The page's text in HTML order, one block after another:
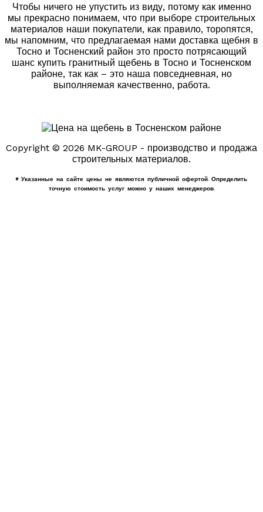
Чтобы ничего не упустить из виду, потому как именно
мы прекрасно понимаем, что при выборе строительных
материалов наши покупатели, как правило, торопятся,
мы напомним, что предлагаемая нами доставка щебня в
Тосно и Тосненский район это просто потрясающий
шанс купить гранитный щебень в Тосно и Тосненском
районе, так как – это наша повседневная, но
выполняемая качественно, работа.
Copyright © 2026 MK-GROUP - производство и продажа
строительных материалов.
* Указанные на сайте цены не являются публичной офертой. Определить
точную стоимость услуг можно у наших менеджеров.